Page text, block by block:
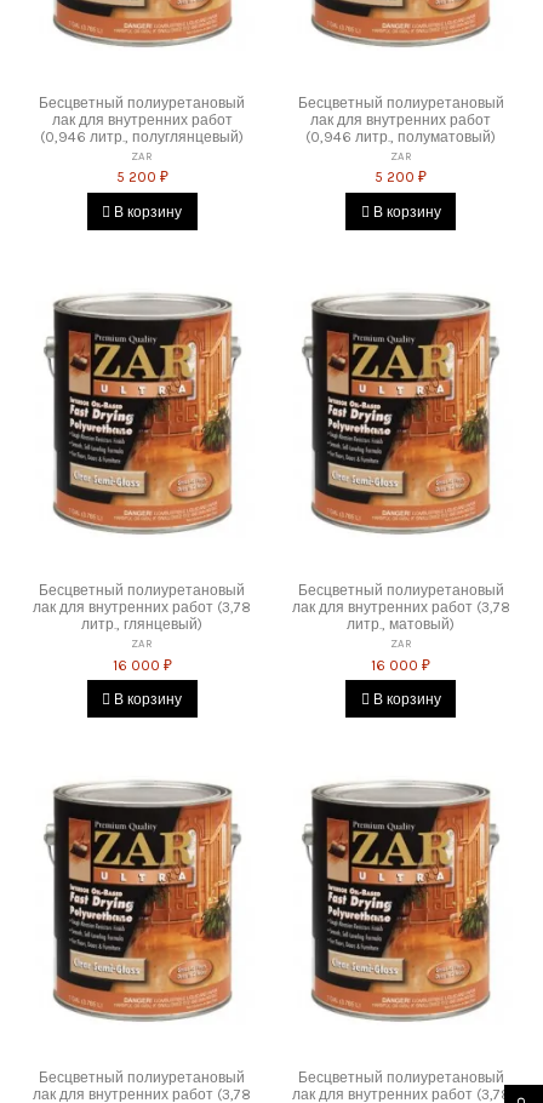
Бесцветный полиуретановый
лак для внутренних работ
(0,946 литр., полуглянцевый)
ZAR
5 200 ₽
В корзину
Бесцветный полиуретановый
лак для внутренних работ
(0,946 литр., полуматовый)
ZAR
5 200 ₽
В корзину
Бесцветный полиуретановый
лак для внутренних работ (3,78
литр., глянцевый)
ZAR
16 000 ₽
В корзину
Бесцветный полиуретановый
лак для внутренних работ (3,78
литр., матовый)
ZAR
16 000 ₽
В корзину
Бесцветный полиуретановый
лак для внутренних работ (3,78
Бесцветный полиуретановый
лак для внутренних работ (3,78